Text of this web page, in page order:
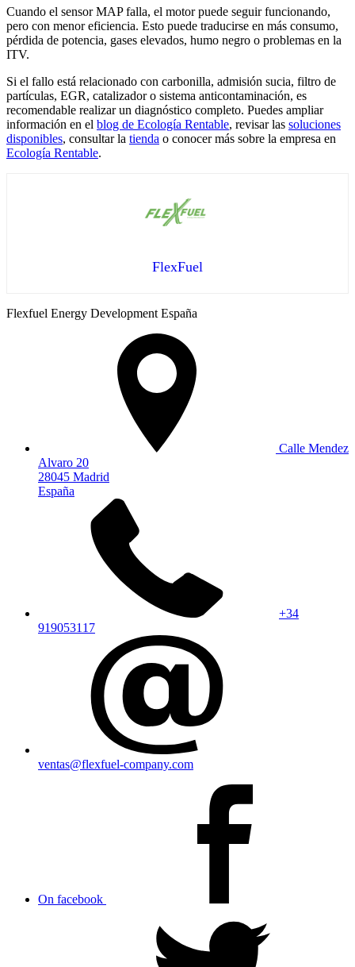
Cuando el sensor MAP falla, el motor puede seguir funcionando,
pero con menor eficiencia. Esto puede traducirse en más consumo,
pérdida de potencia, gases elevados, humo negro o problemas en la
ITV.
Si el fallo está relacionado con carbonilla, admisión sucia, filtro de
partículas, EGR, catalizador o sistema anticontaminación, es
recomendable realizar un diagnóstico completo. Puedes ampliar
información en el blog de Ecología Rentable, revisar las soluciones
disponibles, consultar la tienda o conocer más sobre la empresa en
Ecología Rentable.
FlexFuel
Flexfuel Energy Development España
Calle Mendez
Alvaro 20
28045 Madrid
España
+34
919053117
ventas@flexfuel-company.com
On facebook